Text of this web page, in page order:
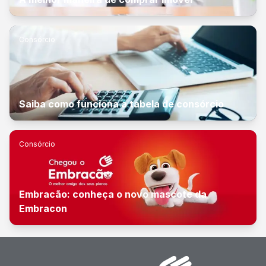
Consórcio
Saiba como funciona a tabela de consórcio
Consórcio
Embracão: conheça o novo mascote da
Embracon